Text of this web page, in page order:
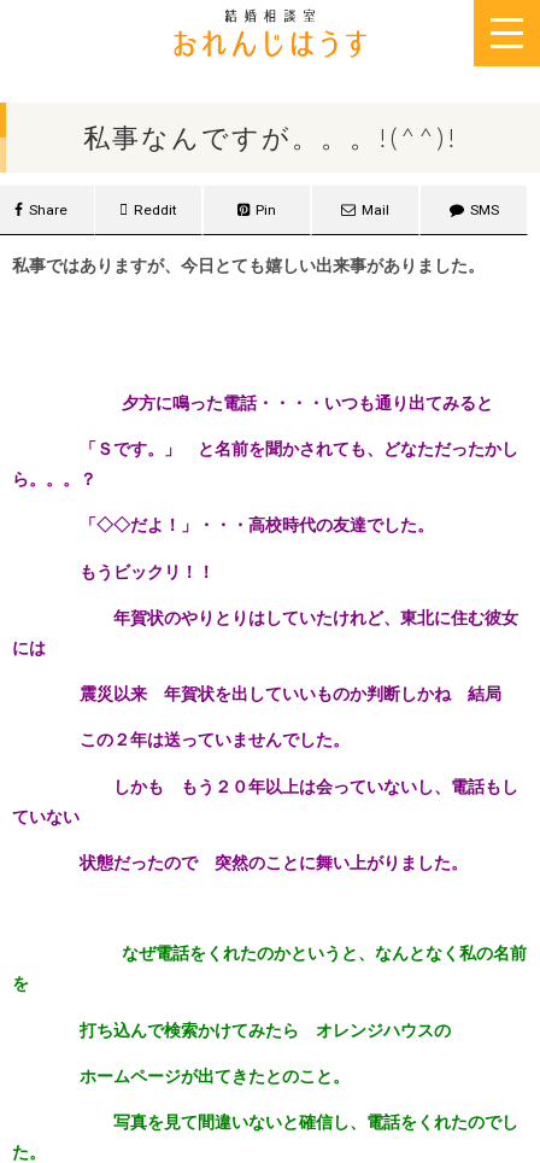
私事なんですが。。。!(^^)!
Share Reddit Pin Mail SMS
私事ではありますが、今日とても嬉しい出来事がありました。
夕方に鳴った電話・・・・いつも通り出てみると
「Ｓです。」 と名前を聞かされても、どなただったかし
ら。。。？
「◇◇だよ！」・・・高校時代の友達でした。
もうビックリ！！
年賀状のやりとりはしていたけれど、東北に住む彼女
には
震災以来 年賀状を出していいものか判断しかね 結局
この２年は送っていませんでした。
しかも もう２０年以上は会っていないし、電話もし
ていない
状態だったので 突然のことに舞い上がりました。
なぜ電話をくれたのかというと、なんとなく私の名前
を
打ち込んで検索かけてみたら オレンジハウスの
ホームページが出てきたとのこと。
写真を見て間違いないと確信し、電話をくれたのでし
た。